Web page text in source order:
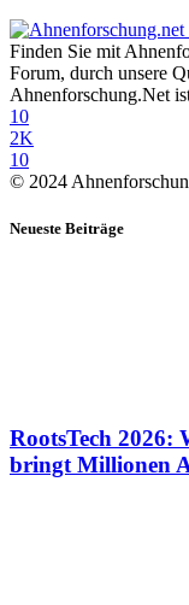
Finden Sie mit
Forum, durch unsere
Ahnenforschung.Net
10
2K
10
© 2024
Neueste Beiträge
RootsTech 2026:
bringt Millionen